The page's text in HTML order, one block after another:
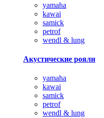
yamaha
kawai
samick
petrof
wendl & lung
Акустические рояли
yamaha
kawai
samick
petrof
wendl & lung